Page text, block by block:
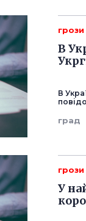
грози
В
В
град
грози
У